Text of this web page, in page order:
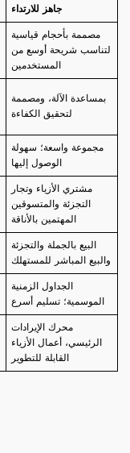
جاهز للارتداء
مصممة بأحجام قياسية
لتناسب شريحة أوسع من
المستخدمين
بمساعدة الآلة، ومصممة
لتحقيق الكفاءة
مجموعة واسعة؛ سهولة
الوصول إليها
مشتري الأزياء وتجار
التجزئة والمتسوقين
المهتمين بالأناقة
البيع بالجملة والتجزئة
والبيع المباشر للمستهلك
الجداول الزمنية
الموسمية؛ تسليم أسرع
محرك الإيرادات
الرئيسي، أعمال الأزياء
القابلة للتطوير